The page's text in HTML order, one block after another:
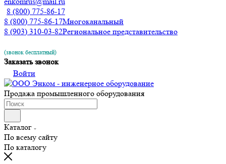
8 (800) 775-86-17
8 (800) 775-86-17Многоканальный
8 (903) 310-03-82Региональное представительство
(звонок бесплатный)
Заказать звонок
Войти
Продажа промышленного оборудования
Каталог
По всему сайту
По каталогу